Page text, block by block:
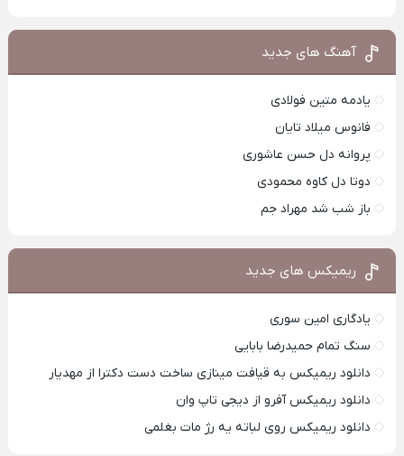
آهنگ های جدید
یادمه متین فولادی
فانوس میلاد تایان
پروانه دل حسن عاشوری
دوتا دل کاوه محمودی
باز شب شد مهراد جم
ریمیکس های جدید
یادگاری امین سوری
سنگ تمام حمیدرضا بابایی
دانلود ریمیکس به قیافت مینازی ساخت دست دکترا از مهدیار
دانلود ریمیکس آفرو از ديجی تاپ وان
دانلود ریمیکس روی لباته یه رژ مات بغلمی